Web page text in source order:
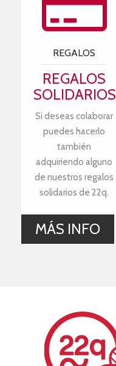
REGALOS
REGALOS
SOLIDARIOS
Si deseas colaborar
puedes hacerlo
también
adquiriendo alguno
de nuestros regalos
solidarios de 22q.
MÁS INFO